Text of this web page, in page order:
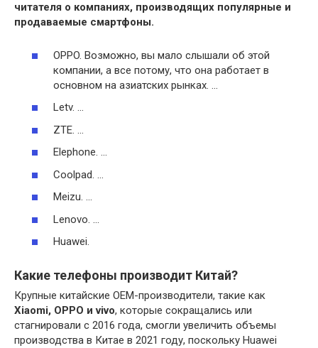
читателя о компаниях, производящих популярные и
продаваемые смартфоны.
OPPO. Возможно, вы мало слышали об этой
компании, а все потому, что она работает в
основном на азиатских рынках. …
Letv. …
ZTE. …
Elephone. …
Coolpad. …
Meizu. …
Lenovo. …
Huawei.
Какие телефоны производит Китай?
Крупные китайские OEM-производители, такие как
Xiaomi, OPPO и vivo, которые сокращались или
стагнировали с 2016 года, смогли увеличить объемы
производства в Китае в 2021 году, поскольку Huawei